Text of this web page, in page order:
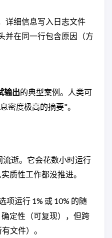
详细信息写入日志文件
并在同一行包含原因（方
输出的典型案例。人类可
密度极高的摘要"。
流逝。它会花数小时运行
质性工作都没推进。
项运行 1% 或 10% 的随
定性（可复现），但跨
文件）。